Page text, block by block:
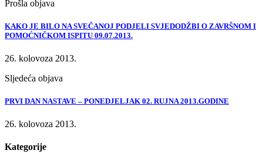
Prošla objava
KAKO JE BILO NA SVEČANOJ PODJELI SVJEDODŽBI O ZAVRŠNOM I
POMOĆNIČKOM ISPITU 09.07.2013.
26. kolovoza 2013.
Sljedeća objava
PRVI DAN NASTAVE – PONEDJELJAK 02. RUJNA 2013.GODINE
26. kolovoza 2013.
Kategorije